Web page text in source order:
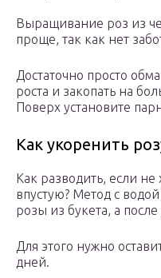
Выращивание роз из
проще, так как нет
Достаточно просто
роста и закопать на
Поверх установите
Как укоренить
Как разводить, если не
впустую? Метод с
розы из букета, а
Для этого нужно
дней.